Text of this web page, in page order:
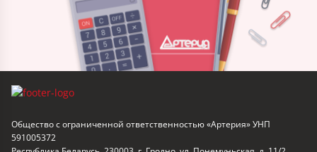
Общество с ограниченной ответственностью «Артерия» УНП
591005372